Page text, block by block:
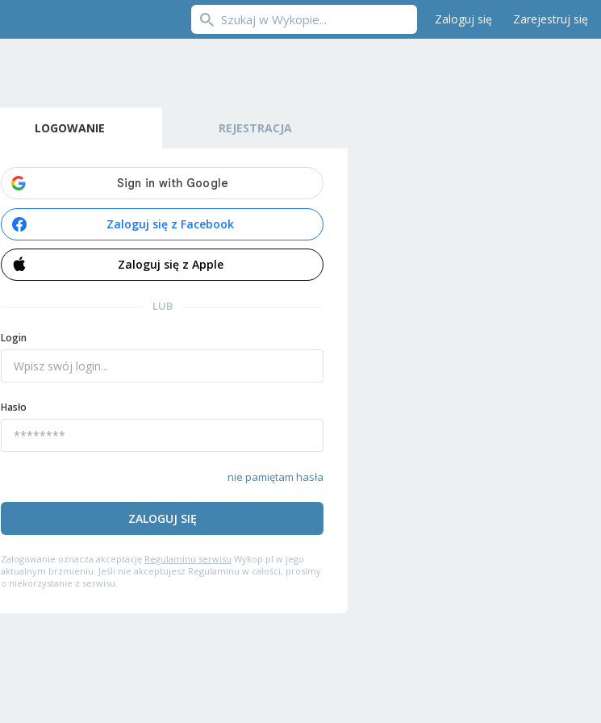
Zaloguj się Zarejestruj się
LOGOWANIE REJESTRACJA
Zaloguj się z Facebook
Zaloguj się z Apple
LUB
Login
Hasło
nie pamiętam hasła
ZALOGUJ SIĘ
Zalogowanie oznacza akceptację Regulaminu serwisu Wykop.pl w jego
aktualnym brzmieniu. Jeśli nie akceptujesz Regulaminu w całości, prosimy
o niekorzystanie z serwisu.